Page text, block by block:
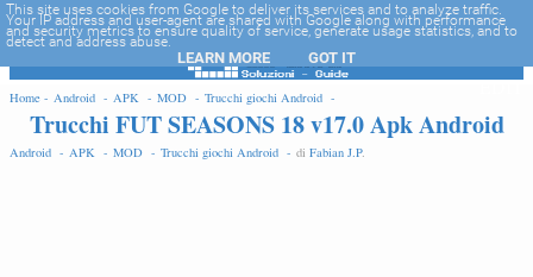
-->
Home - Android - APK - MOD - Trucchi giochi Android -
Trucchi FUT SEASONS 18 v17.0 Apk Android
Android - APK - MOD - Trucchi giochi Android - di Fabian J.P.
EDIT
This site uses cookies from Google to deliver its services and to analyze traffic.
Your IP address and user-agent are shared with Google along with performance
and security metrics to ensure quality of service, generate usage statistics, and to
detect and address abuse.
LEARN MORE GOT IT